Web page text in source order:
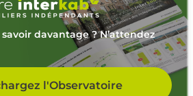
davantage ? N’attendez
l'Observatoire